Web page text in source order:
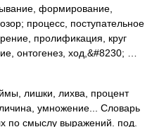
формирование,
процесс, поступательное
пролификация, круг
онтогенез, ход,&#8230; …
лишки, лихва, процент
умножение... Словарь
по смыслу выражений. под.